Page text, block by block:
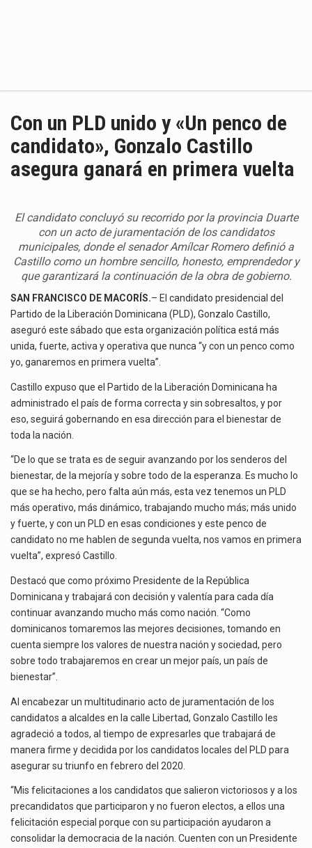
Con un PLD unido y «Un penco de
candidato», Gonzalo Castillo
asegura ganará en primera vuelta
El candidato concluyó su recorrido por la provincia Duarte
con un acto de juramentación de los candidatos
municipales, donde el senador Amílcar Romero definió a
Castillo como un hombre sencillo, honesto, emprendedor y
que garantizará la continuación de la obra de gobierno.
SAN FRANCISCO DE MACORÍS.– El candidato presidencial del
Partido de la Liberación Dominicana (PLD), Gonzalo Castillo,
aseguró este sábado que esta organización política está más
unida, fuerte, activa y operativa que nunca “y con un penco como
yo, ganaremos en primera vuelta”.
Castillo expuso que el Partido de la Liberación Dominicana ha
administrado el país de forma correcta y sin sobresaltos, y por
eso, seguirá gobernando en esa dirección para el bienestar de
toda la nación.
“De lo que se trata es de seguir avanzando por los senderos del
bienestar, de la mejoría y sobre todo de la esperanza. Es mucho lo
que se ha hecho, pero falta aún más, esta vez tenemos un PLD
más operativo, más dinámico, trabajando mucho más; más unido
y fuerte, y con un PLD en esas condiciones y este penco de
candidato no me hablen de segunda vuelta, nos vamos en primera
vuelta”, expresó Castillo.
Destacó que como próximo Presidente de la República
Dominicana y trabajará con decisión y valentía para cada día
continuar avanzando mucho más como nación. “Como
dominicanos tomaremos las mejores decisiones, tomando en
cuenta siempre los valores de nuestra nación y sociedad, pero
sobre todo trabajaremos en crear un mejor país, un país de
bienestar”.
Al encabezar un multitudinario acto de juramentación de los
candidatos a alcaldes en la calle Libertad, Gonzalo Castillo les
agradeció a todos, al tiempo de expresarles que trabajará de
manera firme y decidida por los candidatos locales del PLD para
asegurar su triunfo en febrero del 2020.
“Mis felicitaciones a los candidatos que salieron victoriosos y a los
precandidatos que participaron y no fueron electos, a ellos una
felicitación especial porque con su participación ayudaron a
consolidar la democracia de la nación. Cuenten con un Presidente